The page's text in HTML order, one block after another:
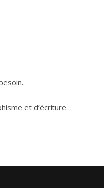
et d’écriture…